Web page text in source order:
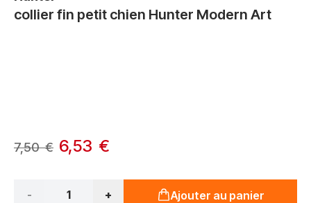
collier fin petit chien Hunter Modern Art
7,50 € À partir de:
6,53 €
- + Ajouter au panier